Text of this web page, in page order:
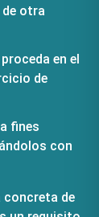
otra
en el
de
fines
con
concreta de